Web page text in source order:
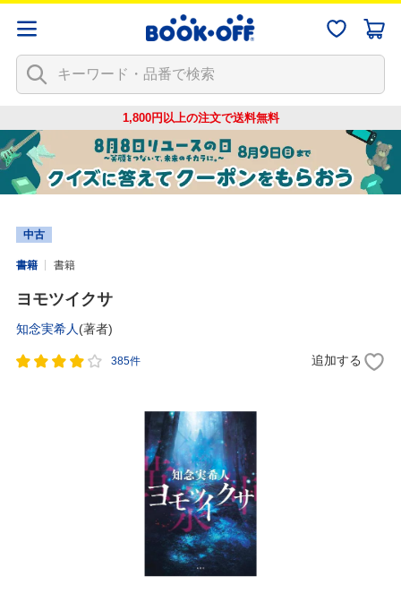
1,800円以上の注文で送料無料
中古
書籍 書籍
ヨモツイクサ
知念実希人 (著者)
385件 追加する